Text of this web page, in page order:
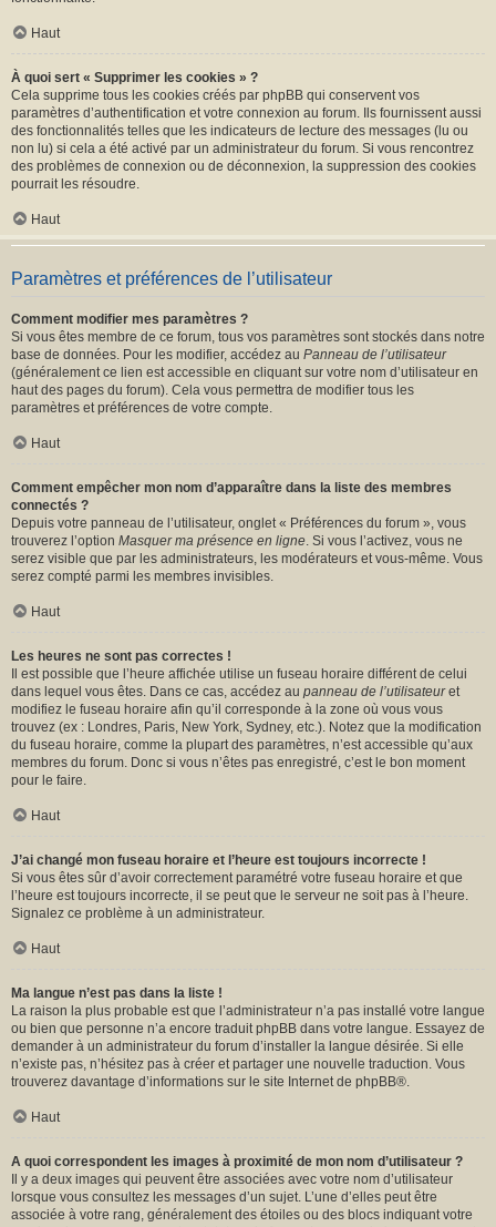
Haut
À quoi sert « Supprimer les cookies » ?
Cela supprime tous les cookies créés par phpBB qui conservent vos
paramètres d’authentification et votre connexion au forum. Ils fournissent aussi
des fonctionnalités telles que les indicateurs de lecture des messages (lu ou
non lu) si cela a été activé par un administrateur du forum. Si vous rencontrez
des problèmes de connexion ou de déconnexion, la suppression des cookies
pourrait les résoudre.
Haut
Paramètres et préférences de l’utilisateur
Comment modifier mes paramètres ?
Si vous êtes membre de ce forum, tous vos paramètres sont stockés dans notre
base de données. Pour les modifier, accédez au Panneau de l’utilisateur
(généralement ce lien est accessible en cliquant sur votre nom d’utilisateur en
haut des pages du forum). Cela vous permettra de modifier tous les
paramètres et préférences de votre compte.
Haut
Comment empêcher mon nom d’apparaître dans la liste des membres
connectés ?
Depuis votre panneau de l’utilisateur, onglet « Préférences du forum », vous
trouverez l’option Masquer ma présence en ligne. Si vous l’activez, vous ne
serez visible que par les administrateurs, les modérateurs et vous-même. Vous
serez compté parmi les membres invisibles.
Haut
Les heures ne sont pas correctes !
Il est possible que l’heure affichée utilise un fuseau horaire différent de celui
dans lequel vous êtes. Dans ce cas, accédez au panneau de l’utilisateuret
modifiez le fuseau horaire afin qu’il corresponde à la zone où vous vous
trouvez (ex : Londres, Paris, New York, Sydney, etc.). Notez que la modification
du fuseau horaire, comme la plupart des paramètres, n’est accessible qu’aux
membres du forum. Donc si vous n’êtes pas enregistré, c’est le bon moment
pour le faire.
Haut
J’ai changé mon fuseau horaire et l’heure est toujours incorrecte !
Si vous êtes sûr d’avoir correctement paramétré votre fuseau horaire et que
l’heure est toujours incorrecte, il se peut que le serveur ne soit pas à l’heure.
Signalez ce problème à un administrateur.
Haut
Ma langue n’est pas dans la liste !
La raison la plus probable est que l’administrateur n’a pas installé votre langue
ou bien que personne n’a encore traduit phpBB dans votre langue. Essayez de
demander à un administrateur du forum d’installer la langue désirée. Si elle
n’existe pas, n’hésitez pas à créer et partager une nouvelle traduction. Vous
trouverez davantage d’informations sur le site Internet de phpBB®.
Haut
A quoi correspondent les images à proximité de mon nom d’utilisateur ?
Il y a deux images qui peuvent être associées avec votre nom d’utilisateur
lorsque vous consultez les messages d’un sujet. L’une d’elles peut être
associée à votre rang, généralement des étoiles ou des blocs indiquant votre